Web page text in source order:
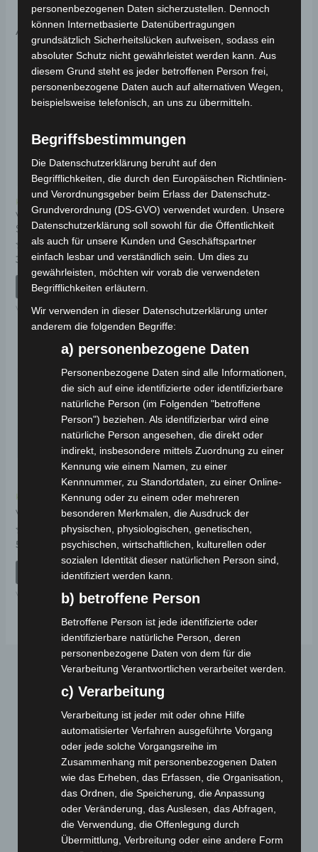
Ähnliche Produkte
Kostenloser Versand
VS1 HINTERER
SCHWINGARM
Bewertet
mit
0
39,00€ *
IN DEN WARENKORB
VS1
VS1 MITTLERER
STÄNDER
Bewertet
0
39,00€ *
VS1
Kostenloser Versand
VS1 SITZ
Bewertet
0
59,00
IN DEN WARENKORB
VS1
Webseite
Cashback-Aktion
Händler werden
personenbezogenen Daten sicherzustellen. Dennoch
können Internetbasierte Datenübertragungen
grundsätzlich Sicherheitslücken aufweisen, sodass ein
absoluter Schutz nicht gewährleistet werden kann. Aus
diesem Grund steht es jeder betroffenen Person frei,
personenbezogene Daten auch auf alternativen Wegen,
beispielsweise telefonisch, an uns zu übermitteln.
Begriffsbestimmungen
Die Datenschutzerklärung beruht auf den
Begrifflichkeiten, die durch den Europäischen Richtlinien-
und Verordnungsgeber beim Erlass der Datenschutz-
Grundverordnung (DS-GVO) verwendet wurden. Unsere
Datenschutzerklärung soll sowohl für die Öffentlichkeit
als auch für unsere Kunden und Geschäftspartner
einfach lesbar und verständlich sein. Um dies zu
gewährleisten, möchten wir vorab die verwendeten
Begrifflichkeiten erläutern.
Wir verwenden in dieser Datenschutzerklärung unter
anderem die folgenden Begriffe:
a) personenbezogene Daten
Personenbezogene Daten sind alle Informationen,
die sich auf eine identifizierte oder identifizierbare
natürliche Person (im Folgenden "betroffene
Person") beziehen. Als identifizierbar wird eine
natürliche Person angesehen, die direkt oder
indirekt, insbesondere mittels Zuordnung zu einer
Kennung wie einem Namen, zu einer
Kennnummer, zu Standortdaten, zu einer Online-
Kennung oder zu einem oder mehreren
besonderen Merkmalen, die Ausdruck der
physischen, physiologischen, genetischen,
psychischen, wirtschaftlichen, kulturellen oder
sozialen Identität dieser natürlichen Person sind,
identifiziert werden kann.
b) betroffene Person
Betroffene Person ist jede identifizierte oder
identifizierbare natürliche Person, deren
personenbezogene Daten von dem für die
Verarbeitung Verantwortlichen verarbeitet werden.
c) Verarbeitung
Verarbeitung ist jeder mit oder ohne Hilfe
automatisierter Verfahren ausgeführte Vorgang
oder jede solche Vorgangsreihe im
Zusammenhang mit personenbezogenen Daten
wie das Erheben, das Erfassen, die Organisation,
das Ordnen, die Speicherung, die Anpassung
oder Veränderung, das Auslesen, das Abfragen,
die Verwendung, die Offenlegung durch
Übermittlung, Verbreitung oder eine andere Form